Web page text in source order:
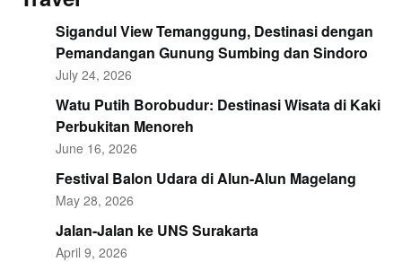
Sigandul View Temanggung, Destinasi dengan
Pemandangan Gunung Sumbing dan Sindoro
July 24, 2026
Watu Putih Borobudur: Destinasi Wisata di Kaki
Perbukitan Menoreh
June 16, 2026
Festival Balon Udara di Alun-Alun Magelang
May 28, 2026
Jalan-Jalan ke UNS Surakarta
April 9, 2026